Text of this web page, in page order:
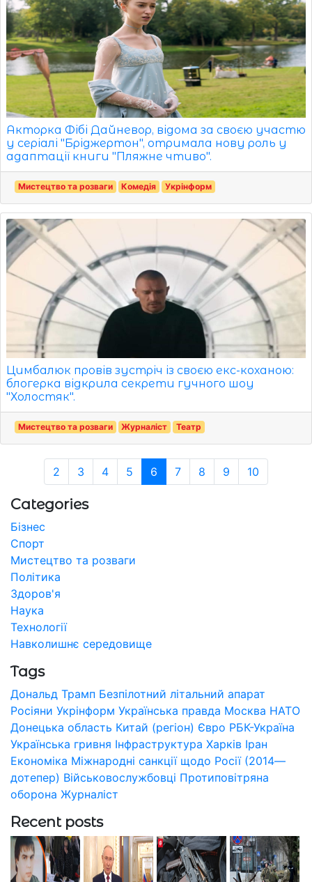
Акторка Фібі Дайневор, відома за своєю участю
у серіалі "Бріджертон", отримала нову роль у
адаптації книги "Пляжне чтиво".
Мистецтво та розваги Комедія Укрінформ
Цимбалюк провів зустріч із своєю екс-коханою:
блогерка відкрила секрети гучного шоу
"Холостяк".
Мистецтво та розваги Журналіст Театр
2 3 4 5 6 7 8 9 10
Categories
Бізнес
Спорт
Мистецтво та розваги
Політика
Здоров'я
Наука
Технології
Навколишнє середовище
Tags
Дональд Трамп Безпілотний літальний апарат
Росіяни Укрінформ Українська правда Москва НАТО
Донецька область Китай (регіон) Євро РБК-Україна
Українська гривня Інфраструктура Харків Іран
Економіка Міжнародні санкції щодо Росії (2014—
дотепер) Військовослужбовці Протиповітряна
оборона Журналіст
Recent posts